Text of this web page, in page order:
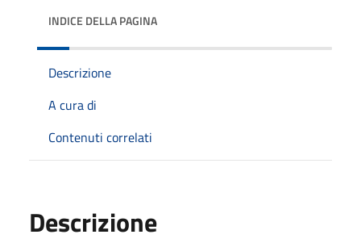
INDICE DELLA PAGINA
Descrizione
A cura di
Contenuti correlati
Descrizione